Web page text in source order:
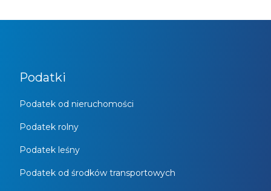
Podatki
Podatek od nieruchomości
Podatek rolny
Podatek leśny
Podatek od środków transportowych